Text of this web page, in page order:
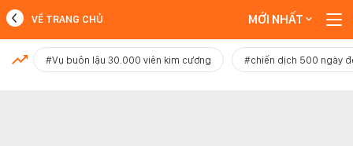
MỚI NHẤT
VỀ TRANG CHỦ MỚI NHẤT
#Vụ buôn lậu 30.000 viên kim cương #chiến dịch 500 ngày